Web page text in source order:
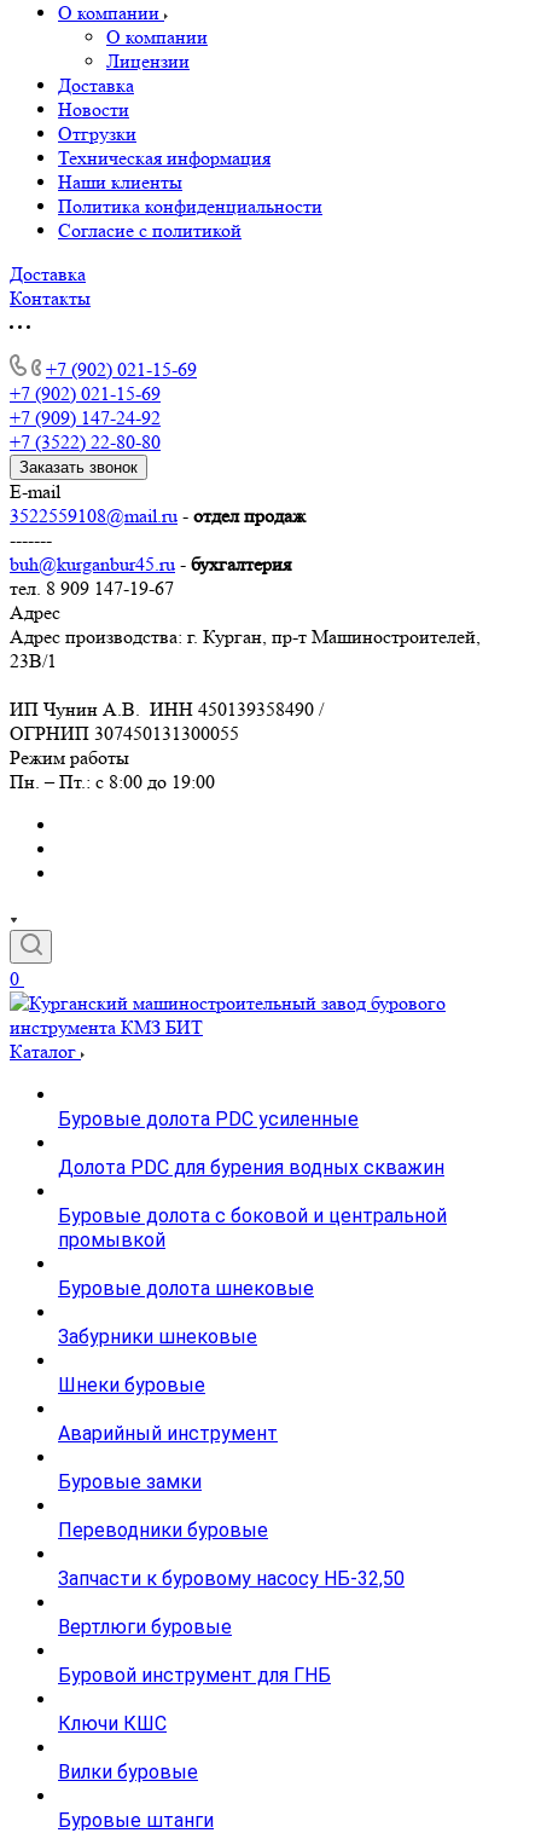
О компании
О компании
Лицензии
Доставка
Новости
Отгрузки
Техническая информация
Наши клиенты
Политика конфиденциальности
Согласие с политикой
Доставка
Контакты
+7 (902) 021-15-69
+7 (902) 021-15-69
+7 (909) 147-24-92
+7 (3522) 22-80-80
Заказать звонок
E-mail
3522559108@mail.ru - отдел продаж
-------
buh@kurganbur45.ru - бухгалтерия
тел. 8 909 147-19-67
Адрес
Адрес производства: г. Курган, пр-т Машиностроителей,
23В/1
ИП Чунин А.В. ИНН 450139358490 /
ОГРНИП 307450131300055
Режим работы
Пн. – Пт.: с 8:00 до 19:00
0
Каталог
Буровые долота PDC усиленные
Долота PDC для бурения водных скважин
Буровые долота с бoковой и центральной
промывкой
Буровые долота шнековые
Забурники шнековые
Шнеки буровые
Аварийный инструмент
Буровые замки
Переводники буровые
Запчасти к буровому насосу НБ-32,50
Вертлюги буровые
Буровой инструмент для ГНБ
Ключи КШС
Вилки буровые
Буровые штанги